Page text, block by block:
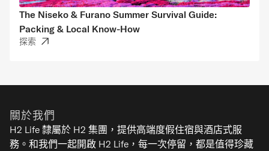
The Niseko & Furano Summer Survival Guide:
Packing & Local Know-How
探索
關於我們
H2 Life 隸屬於 H2 集團，提供高端度假住宿與酒店式服
務。和我們一起開啟 H2 Life，每一次停留，都是值得珍藏